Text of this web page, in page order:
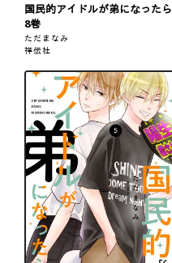
国民的アイドルが弟になったら
8巻
ただまなみ
祥伝社